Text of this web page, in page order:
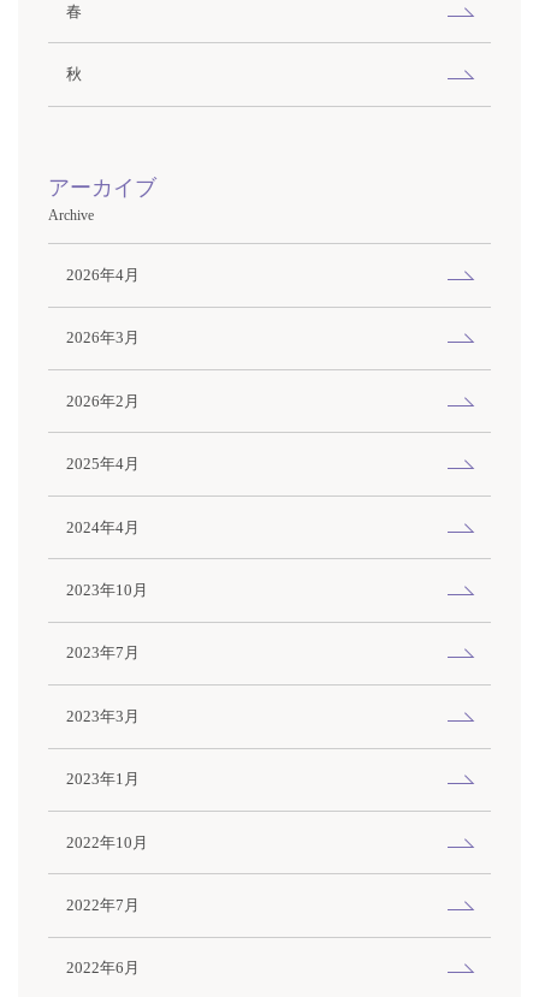
春
秋
アーカイブ
Archive
2026年4月
2026年3月
2026年2月
2025年4月
2024年4月
2023年10月
2023年7月
2023年3月
2023年1月
2022年10月
2022年7月
2022年6月